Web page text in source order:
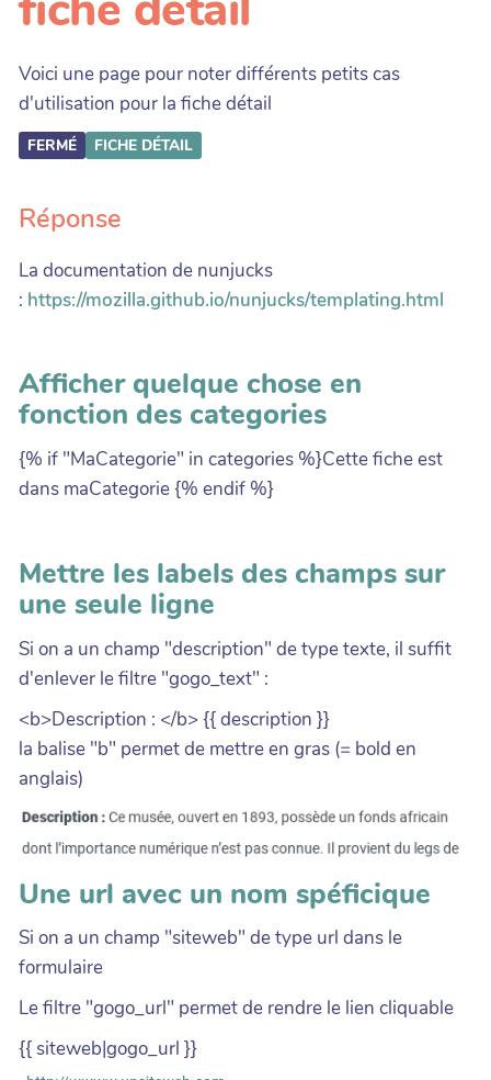
Voici une page pour noter différents petits cas
d'utilisation pour la fiche détail
FERMÉ FICHE DÉTAIL
Réponse
La documentation de nunjucks
: https://mozilla.github.io/nunjucks/templating.html
Afficher quelque chose en
fonction des categories
{% if "MaCategorie" in categories %}Cette fiche est
dans maCategorie {% endif %}
Mettre les labels des champs sur
une seule ligne
Si on a un champ "description" de type texte, il suffit
d'enlever le filtre "gogo_text" :
<b>Description : </b> {{ description }}
la balise "b" permet de mettre en gras (= bold en
anglais)
Une url avec un nom spéficique
Si on a un champ "siteweb" de type url dans le
formulaire
Le filtre "gogo_url" permet de rendre le lien cliquable
{{ siteweb|gogo_url }}